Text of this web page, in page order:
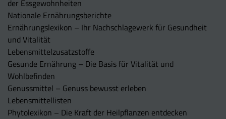
der Essgewohnheiten
Nationale Ernährungsberichte
Ernährungslexikon – Ihr Nachschlagewerk für Gesundheit
und Vitalität
Lebensmittelzusatzstoffe
Gesunde Ernährung – Die Basis für Vitalität und
Wohlbefinden
Genussmittel – Genuss bewusst erleben
Lebensmittellisten
Phytolexikon – Die Kraft der Heilpflanzen entdecken